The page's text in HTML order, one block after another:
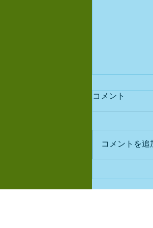
出店予定
コメント
コメントを追